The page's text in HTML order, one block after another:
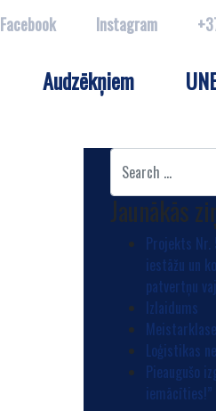
Facebook Instagram
Audzēkņiem
Search
Jaunākās
Projekts
iestāžu un
patvertņu
Izlaidums
Loģistikas
Pieaugušo
iemācīties!”